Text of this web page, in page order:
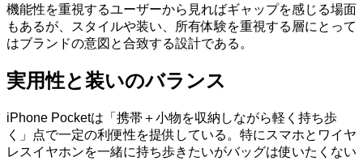
機能性を重視するユーザーから見ればギャップを感じる場面
もあるが、スタイルや装い、所有体験を重視する層にとって
はブランドの意図と合致する設計である。
実用性と装いのバランス
iPhone Pocketは「携帯＋小物を収納しながら軽く持ち歩
く」点で一定の利便性を提供している。特にスマホとワイヤ
レスイヤホンを一緒に持ち歩きたいがバッグは使いたくない